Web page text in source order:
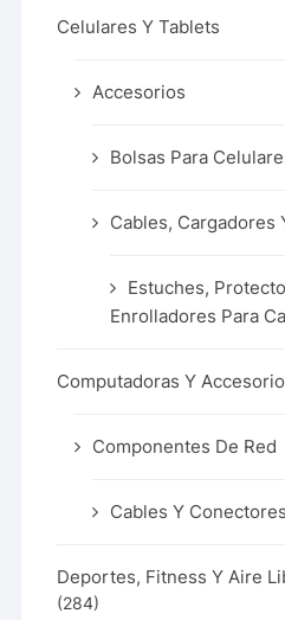
Celulares Y Tablets
Accesorios
Bolsas Para
Cables, Cargadores
Estuches,
Enrolladores Para
Computadoras Y
Componentes De Red
Cables Y
Deportes, Fitness Y Aire
(284)